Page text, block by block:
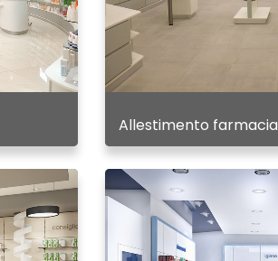
Allestimento farmacia